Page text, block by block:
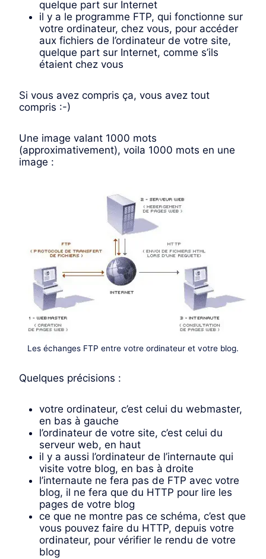
quelque part sur Internet
il y a le programme FTP, qui fonctionne sur
votre ordinateur, chez vous, pour accéder
aux fichiers de l’ordinateur de votre site,
quelque part sur Internet, comme s’ils
étaient chez vous
Si vous avez compris ça, vous avez tout
compris :-)
Une image valant 1000 mots
(approximativement), voila 1000 mots en une
image :
Les échanges FTP entre votre ordinateur et votre blog.
Quelques précisions :
votre ordinateur, c’est celui du webmaster,
en bas à gauche
l’ordinateur de votre site, c’est celui du
serveur web, en haut
il y a aussi l’ordinateur de l’internaute qui
visite votre blog, en bas à droite
l’internaute ne fera pas de FTP avec votre
blog, il ne fera que du HTTP pour lire les
pages de votre blog
ce que ne montre pas ce schéma, c’est que
vous pouvez faire du HTTP, depuis votre
ordinateur, pour vérifier le rendu de votre
blog